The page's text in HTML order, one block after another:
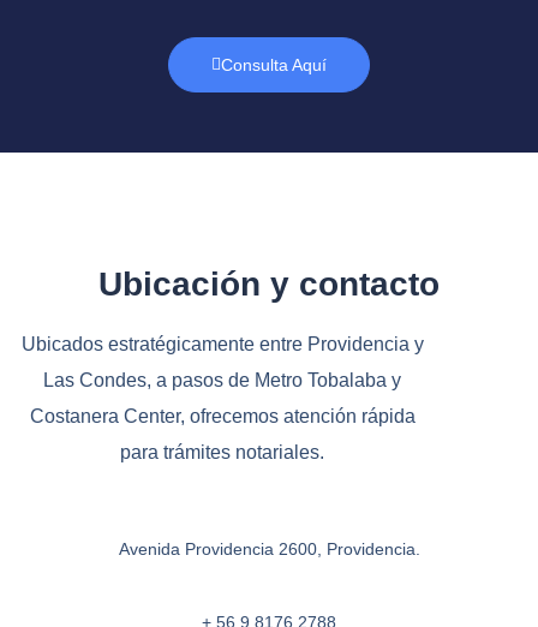
Consulta Aquí
Ubicación y contacto
Ubicados estratégicamente entre Providencia y
Las Condes, a pasos de Metro Tobalaba y
Costanera Center, ofrecemos atención rápida
para trámites notariales.
Avenida Providencia 2600, Providencia.
+ 56 9 8176 2788